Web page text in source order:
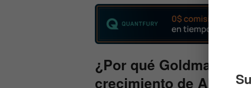
¿Por qué Goldman
crecimiento de AMD ?